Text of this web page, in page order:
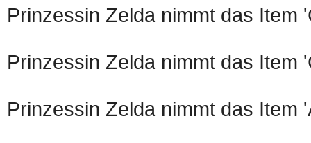
Prinzessin Zelda nimmt das Item
Prinzessin Zelda nimmt das Item
Prinzessin Zelda nimmt das Item